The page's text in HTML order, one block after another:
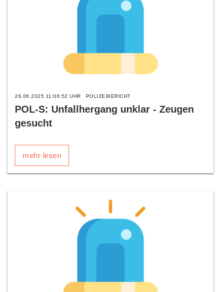
26.06.2025 11:06:52 UHR POLIZEIBERICHT
POL-S: Unfallhergang unklar - Zeugen
gesucht
mehr lesen